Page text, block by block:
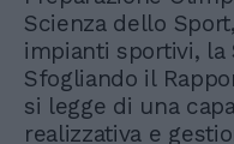
Scienza dello
impianti sportivi, la
Sfogliando il
si legge di una
realizzativa e